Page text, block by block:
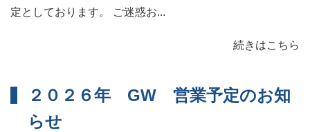
定としております。 ご迷惑お...
続きはこちら
２０２６年 GW 営業予定のお知
らせ